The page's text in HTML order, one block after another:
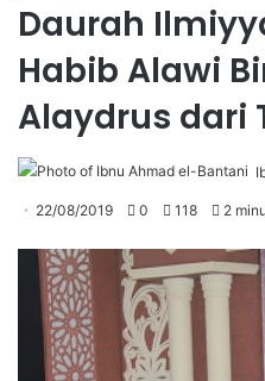
Daurah
Habib Alawi
Alaydrus dari
22/08/2019 0 118 2